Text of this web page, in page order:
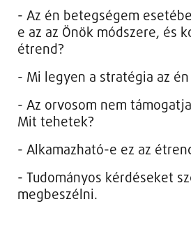
- Az én betegségem
e az az Önök módszere, és
étrend?
- Mi legyen a stratégia az
- Az orvosom nem
Mit tehetek?
- Alkamazható-e ez az
- Tudományos kérdéseket
megbeszélni.